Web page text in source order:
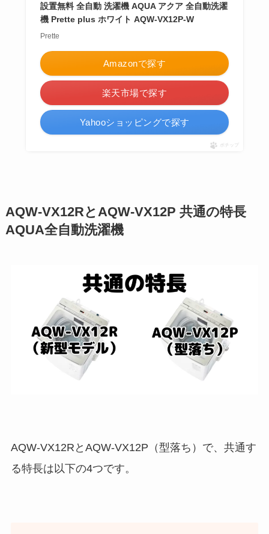
設置無料 全自動 洗濯機 AQUA アクア 全自動洗濯
機 Prette plus ホワイト AQW-VX12P-W
Prette
Amazonで探す
楽天市場で探す
Yahooショッピングで探す
ポチップ
AQW-VX12RとAQW-VX12P 共通の特長
AQUA全自動洗濯機
AQW-VX12RとAQW-VX12P（型落ち）で、共通す
る特長は以下の4つです。